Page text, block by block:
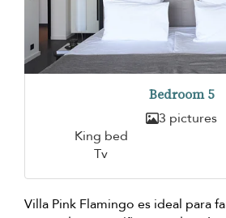
Bedroom 5
3 pictures
King bed
Tv
Villa Pink Flamingo es ideal para